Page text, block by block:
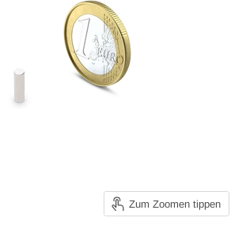
Zum Zoomen tippen